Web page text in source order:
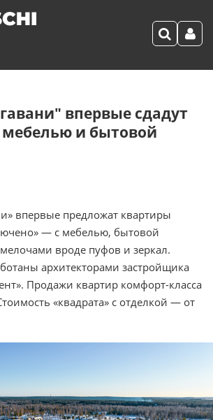
впервые сдадут
мебелью и бытовой
впервые предложат квартиры
— с мебелью, бытовой
вроде пуфов и зеркал.
архитекторами застройщика
Продажи квартир комфорт-класса
«квадрата» с отделкой — от